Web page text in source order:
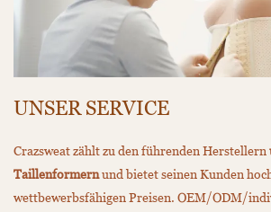
UNSER SERVICE
Crazsweat zählt zu den führenden Herstellern
Taillenformernund bietet seinen Kunden
wettbewerbsfähigen Preisen. OEM/ODM/